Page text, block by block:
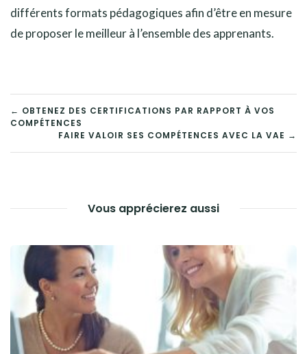
différents formats pédagogiques afin d’être en mesure
de proposer le meilleur à l’ensemble des apprenants.
NAVIGATION
DE
← OBTENEZ DES CERTIFICATIONS PAR RAPPORT À VOS
COMPÉTENCES
FAIRE VALOIR SES COMPÉTENCES AVEC LA VAE →
Vous apprécierez aussi